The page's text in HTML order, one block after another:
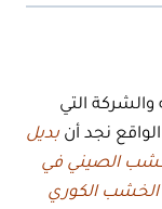
التي
نجد أن بديل
الصيني في
الكوري